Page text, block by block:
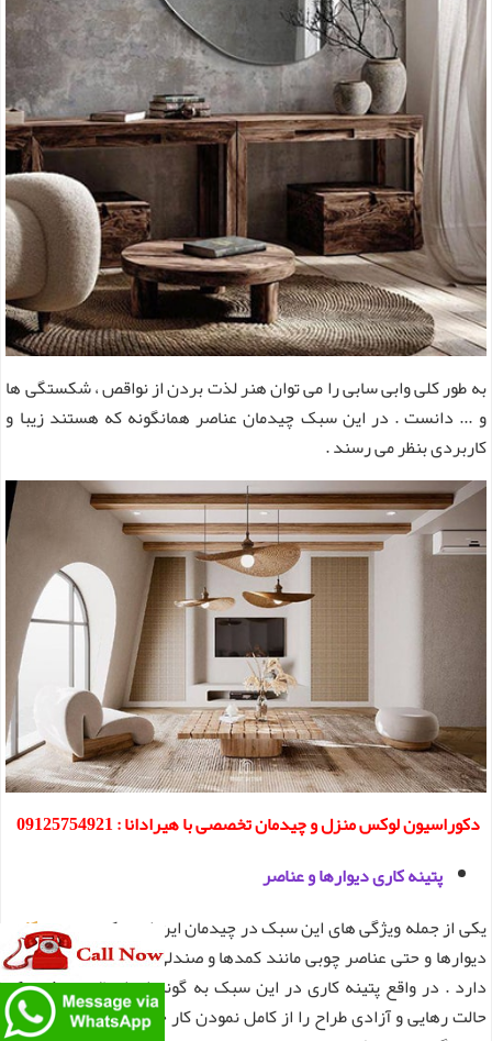
به طور کلی وابی سابی را می توان هنر لذت بردن از نواقص ، شکستگی ها
و ... دانست . در این سبک چیدمان عناصر همانگونه که هستند زیبا و
کاربردی بنظر می رسند .
دکوراسیون لوکس منزل و چیدمان تخصصی با هیرادانا : 09125754921
پتینه کاری دیوارها و عناصر
یکی از جمله ویژگی های این سبک در چیدمان این است که به
پتینه کاری
دیوارها و حتی عناصر چوبی مانند کمدها و صندلی ها و ... علاقه ی زیادی
دارد . در واقع پتینه کاری در این سبک به گونه ای اعمال می شود که
حالت رهایی و آزادی طراح را از کامل نمودن کار خود نشان می دهد . می